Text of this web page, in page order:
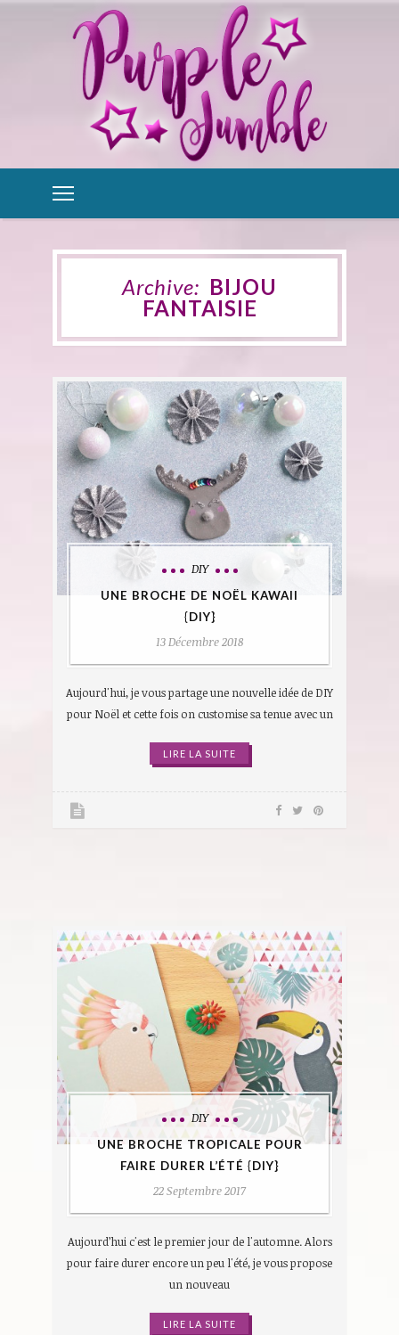
Archive: BIJOU
FANTAISIE
DIY
UNE BROCHE DE NOËL KAWAII
{DIY}
13 Décembre 2018
Aujourd'hui, je vous partage une nouvelle idée de DIY
pour Noël et cette fois on customise sa tenue avec un
LIRE LA SUITE
DIY
UNE BROCHE TROPICALE POUR
FAIRE DURER L’ÉTÉ {DIY}
22 Septembre 2017
Aujourd’hui c'est le premier jour de l'automne. Alors
pour faire durer encore un peu l'été, je vous propose
un nouveau
LIRE LA SUITE